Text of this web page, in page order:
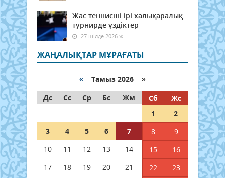
Жас теннисші ірі халықаралық
турнирде үздіктер
27 шілде 2026 ж.
ЖАҢАЛЫҚТАР МҰРАҒАТЫ
« Тамыз 2026 »
Дс
Сс Ср Бс Жм Сб
Жс
1
2
3
4 5 6 7 8
9
10
11 12 13 14 15
16
17
18 19 20 21 22
23